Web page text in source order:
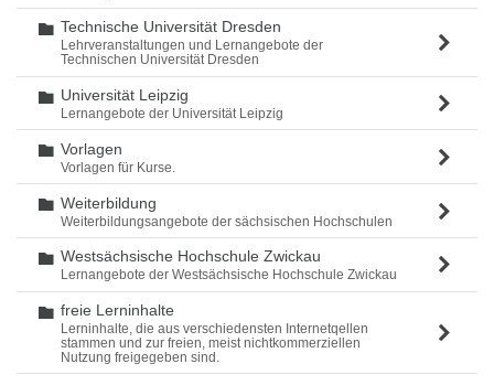
Ordner
Technische Universität Dresden
Lehrveranstaltungen und Lernangebote der
Technischen Universität Dresden
Ordner
Universität Leipzig
Lernangebote der Universität Leipzig
Ordner
Vorlagen
Vorlagen für Kurse.
Ordner
Weiterbildung
Weiterbildungsangebote der sächsischen Hochschulen
Ordner
Westsächsische Hochschule Zwickau
Lernangebote der Westsächsische Hochschule Zwickau
Ordner
freie Lerninhalte
Lerninhalte, die aus verschiedensten Internetqellen
stammen und zur freien, meist nichtkommerziellen
Nutzung freigegeben sind.